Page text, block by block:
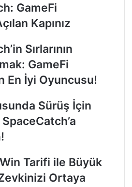
GameFi
Kapınız
Sırlarının
GameFi
En İyi Oyuncusu!
Sürüş İçin
Tarifi ile Büyük
Ortaya